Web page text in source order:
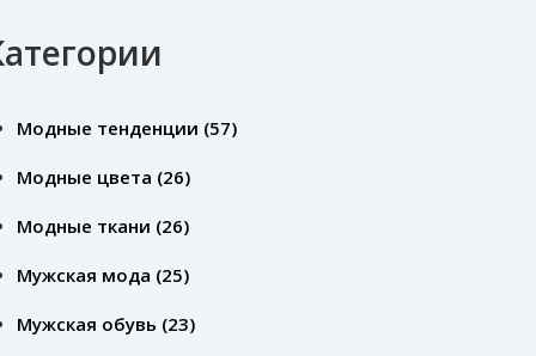
Модные тенденции (57)
Модные цвета (26)
Модные ткани (26)
Мужская мода (25)
Мужская обувь (23)